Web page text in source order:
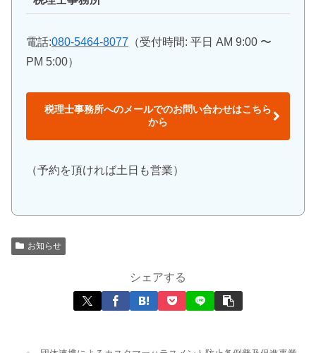
電話:080-5464-8077 （受付時間: 平日 AM 9:00 〜
PM 5:00）
税理士事務所へのメールでのお問い合わせはこちら
から
（予約を頂ければ土日も営業）
お知らせ
シェアする